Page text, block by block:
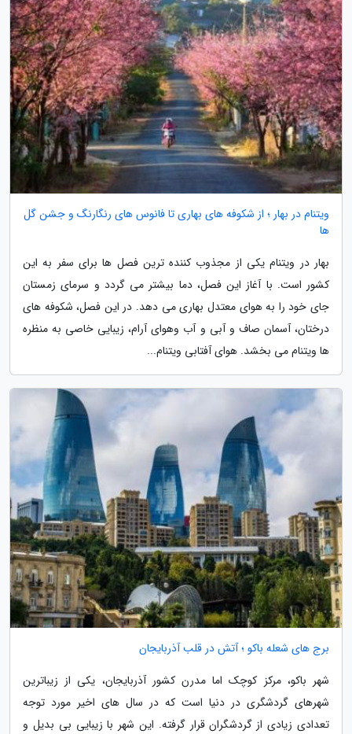
ویتنام در بهار ؛ از شکوفه های بهاری تا فانوس های رنگارنگ و جشن گل
ها
بهار در ویتنام یکی از مجذوب کننده ترین فصل ها برای سفر به این
کشور است. با آغاز این فصل، دما بیشتر می گردد و سرمای زمستان
جای خود را به هوای معتدل بهاری می دهد. در این فصل، شکوفه های
درختان، آسمان صاف و آبی و آب وهوای آرام، زیبایی خاصی به منظره
ها ویتنام می بخشد. هوای آفتابی ویتنام...
برج های شعله باکو ؛ آتش در قلب آذربایجان
شهر باکو، مرکز کوچک اما مدرن کشور آذربایجان، یکی از زیباترین
شهرهای گردشگری در دنیا است که در سال های اخیر مورد توجه
تعدادی زیادی از گردشگران قرار گرفته. این شهر با زیبایی بی بدیل و